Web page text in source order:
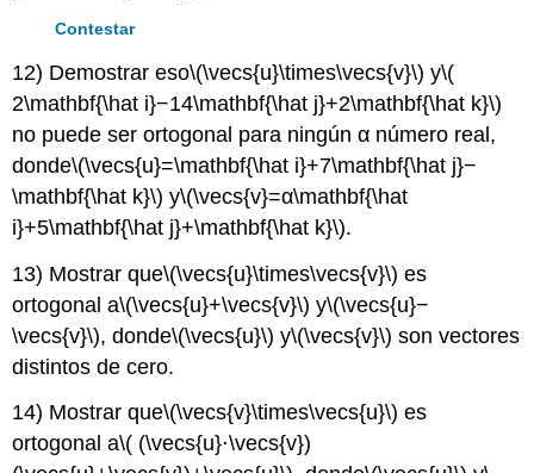
Contestar
12) Demostrar eso\(\vecs{u}\times\vecs{v}\) y\(
2\mathbf{\hat i}−14\mathbf{\hat j}+2\mathbf{\hat k}\)
no puede ser ortogonal para ningún α número real,
donde\(\vecs{u}=\mathbf{\hat i}+7\mathbf{\hat j}−
\mathbf{\hat k}\) y\(\vecs{v}=α\mathbf{\hat
i}+5\mathbf{\hat j}+\mathbf{\hat k}\).
13) Mostrar que\(\vecs{u}\times\vecs{v}\) es
ortogonal a\(\vecs{u}+\vecs{v}\) y\(\vecs{u}−
\vecs{v}\), donde\(\vecs{u}\) y\(\vecs{v}\) son vectores
distintos de cero.
14) Mostrar que\(\vecs{v}\times\vecs{u}\) es
ortogonal a\( (\vecs{u}⋅\vecs{v})